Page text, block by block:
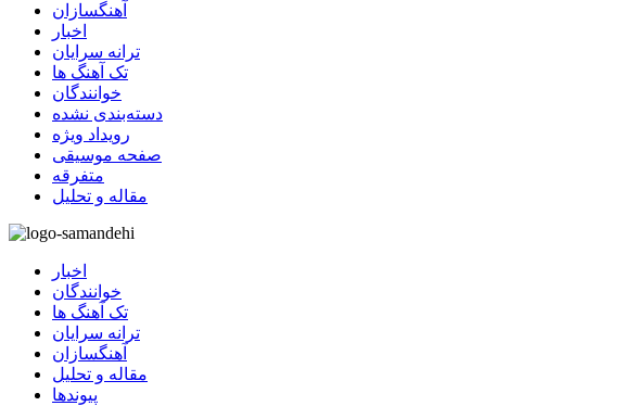
آهنگسازان
اخبار
ترانه سرایان
تک آهنگ ها
خوانندگان
دسته‌بندی نشده
رویداد ویژه
صفحه موسیقی
متفرقه
مقاله و تحلیل
اخبار
خوانندگان
تک آهنگ ها
ترانه سرایان
آهنگسازان
مقاله و تحلیل
پیوندها